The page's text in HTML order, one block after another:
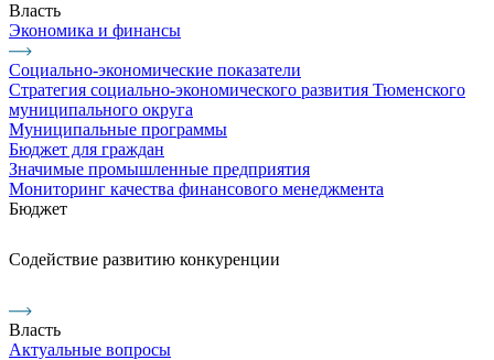
Власть
Экономика и финансы
Социально-экономические показатели
Стратегия социально-экономического развития Тюменского
муниципального округа
Муниципальные программы
Бюджет для граждан
Значимые промышленные предприятия
Мониторинг качества финансового менеджмента
Бюджет
Содействие развитию конкуренции
Власть
Актуальные вопросы